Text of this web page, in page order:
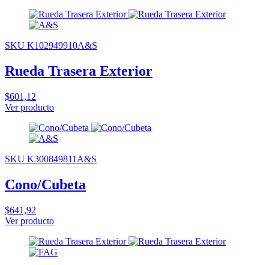
SKU K102949910A&S
Rueda Trasera Exterior
$601,12
Ver producto
SKU K300849811A&S
Cono/Cubeta
$641,92
Ver producto